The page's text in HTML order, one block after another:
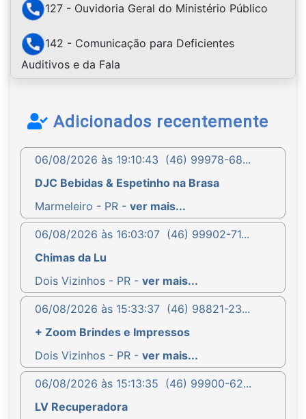
127 - Ouvidoria Geral do Ministério Público
142 - Comunicação para Deficientes
Auditivos e da Fala
Adicionados recentemente
06/08/2026 às 19:10:43 (46) 99978-68...
DJC Bebidas & Espetinho na Brasa
Marmeleiro - PR - ver mais...
06/08/2026 às 16:03:07 (46) 99902-71...
Chimas da Lu
Dois Vizinhos - PR - ver mais...
06/08/2026 às 15:33:37 (46) 98821-23...
+ Zoom Brindes e Impressos
Dois Vizinhos - PR - ver mais...
06/08/2026 às 15:13:35 (46) 99900-62...
LV Recuperadora